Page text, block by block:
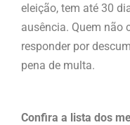
eleição, tem até 30
ausência. Quem não
responder por
pena de multa.
Confira a lista dos